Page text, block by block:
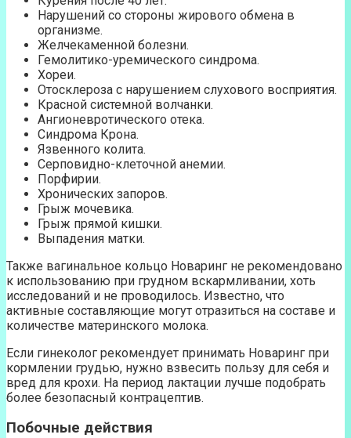
Нарушений со стороны жирового обмена в
организме.
Желчекаменной болезни.
Гемолитико-уремического синдрома.
Хореи.
Отосклероза с нарушением слухового восприятия.
Красной системной волчанки.
Ангионевротического отека.
Синдрома Крона.
Язвенного колита.
Серповидно-клеточной анемии.
Порфирии.
Хронических запоров.
Грыж мочевика.
Грыж прямой кишки.
Выпадения матки.
Также вагинальное кольцо Новаринг не рекомендовано
к использованию при грудном вскармливании, хоть
исследований и не проводилось. Известно, что
активные составляющие могут отразиться на составе и
количестве материнского молока.
Если гинеколог рекомендует принимать Новаринг при
кормлении грудью, нужно взвесить пользу для себя и
вред для крохи. На период лактации лучше подобрать
более безопасный контрацептив.
Побочные действия